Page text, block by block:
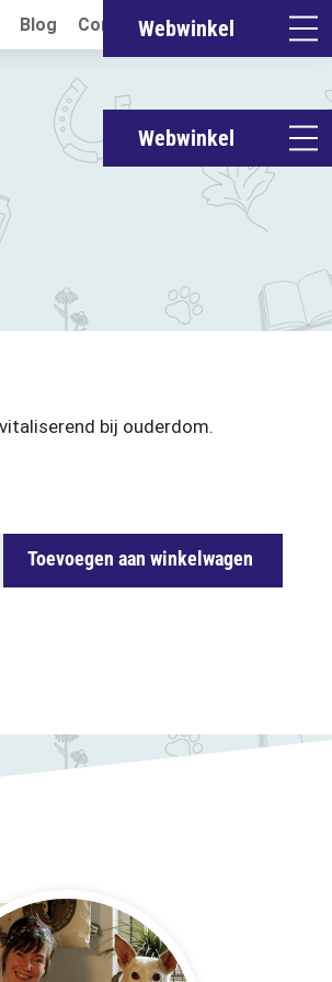
Blog Contact
Webwinkel
Webwinkel
bij ouderdom.
Toevoegen aan winkelwagen